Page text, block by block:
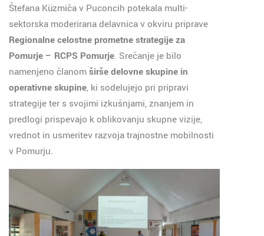
Štefana Küzmiča v Puconcih potekala multi-
sektorska moderirana delavnica v okviru priprave
Regionalne celostne prometne strategije za
Pomurje – RCPS Pomurje. Srečanje je bilo
namenjeno članomširše delovne skupine in
operativne skupine, ki sodelujejo pri pripravi
strategije ter s svojimi izkušnjami, znanjem in
predlogi prispevajo k oblikovanju skupne vizije,
vrednot in usmeritev razvoja trajnostne mobilnosti
v Pomurju.